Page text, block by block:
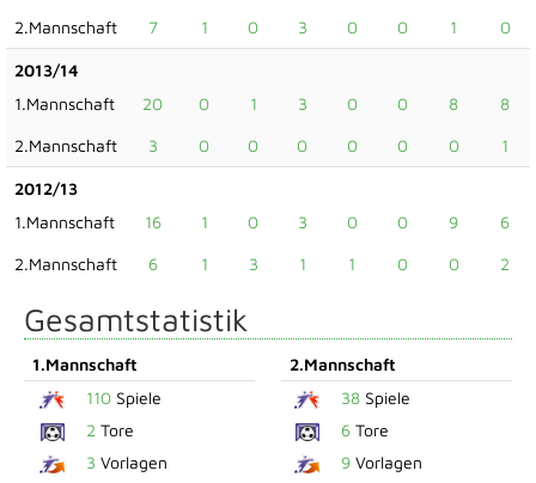
2.Mannschaft 7 1 0 3 0 0 1 0
2013/14
1.Mannschaft
20 0 1 3 0 0 8 8
2.Mannschaft 3 0 0 0 0 0 0 1
2012/13
1.Mannschaft
16 1 0 3 0 0 9 6
2.Mannschaft 6 1 3 1 1 0 0 2
Gesamtstatistik
1.Mannschaft
110 Spiele
2 Tore
3 Vorlagen
2.Mannschaft
38Spiele
6Tore
9Vorlagen